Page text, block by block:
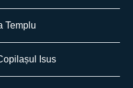
Templu
Isus